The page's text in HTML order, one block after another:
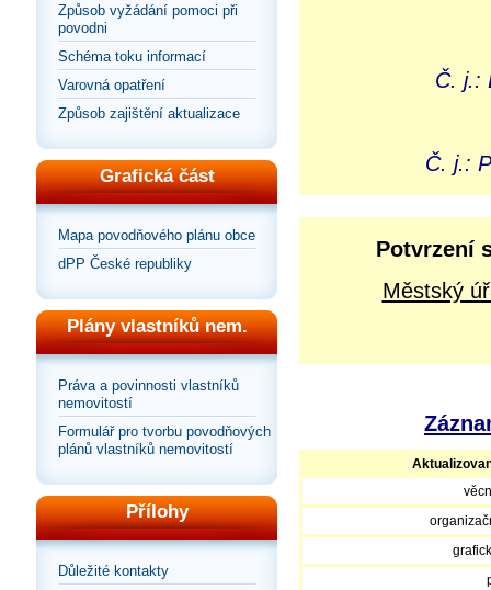
Způsob vyžádání pomoci při
povodni
Schéma toku informací
Varovná opatření
Způsob zajištění aktualizace
Grafická část
Mapa povodňového plánu obce
dPP České republiky
Plány vlastníků nem.
Práva a povinnosti vlastníků
nemovitostí
Formulář pro tvorbu povodňových
plánů vlastníků nemovitostí
Přílohy
Důležité kontakty
Č. j.:
Č. j.:
Potvrzení
Městský